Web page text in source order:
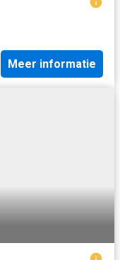
Meer informatie